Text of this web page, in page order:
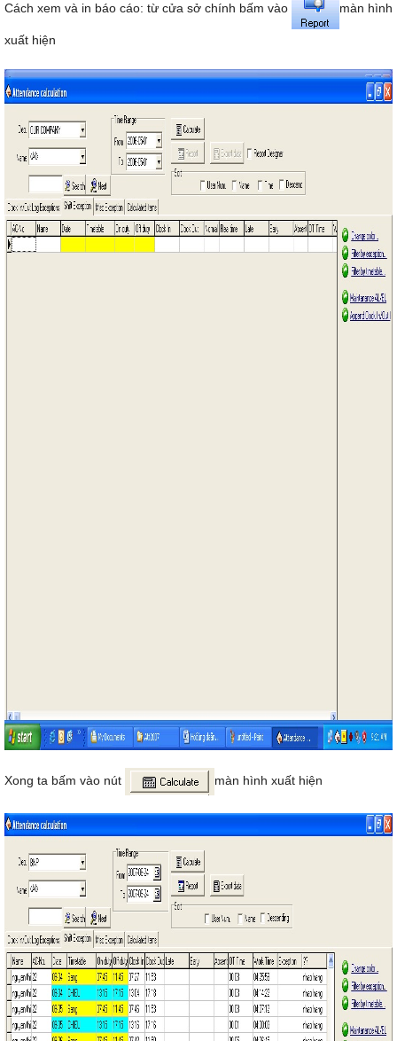
Cách xem và in báo cáo: từ cửa sở chính bấm vào màn hình
xuất hiện
Xong ta bấm vào nút màn hình xuất hiện